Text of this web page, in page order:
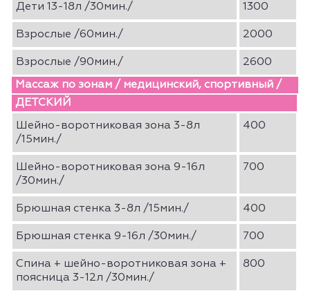
Дети 13-18л /30мин./ 1300
Взрослые /60мин./ 2000
Взрослые /90мин./ 2600
Массаж по зонам / медицинский, спортивный /
ДЕТСКИЙ
Шейно-воротниковая зона 3-8л
/15мин./
400
Шейно-воротниковая зона 9-16л
/30мин./
700
Брюшная стенка 3-8л /15мин./ 400
Брюшная стенка 9-16л /30мин./ 700
Спина + шейно-воротниковая зона +
поясница 3-12л /30мин./
800